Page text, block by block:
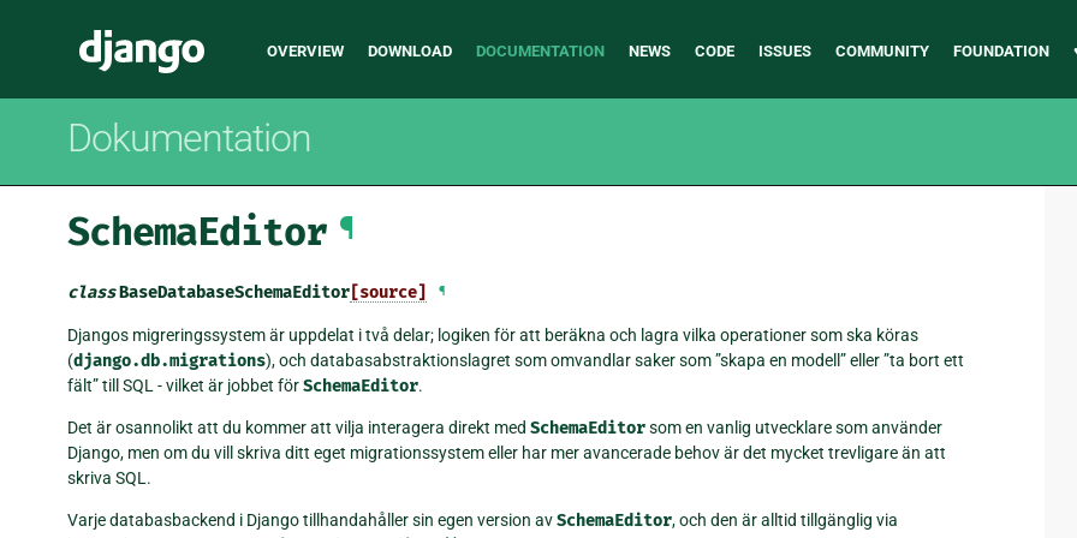
Django
Main
OVERVIEW DOWNLOAD DOCUMENTATION NEWS CODE ISSUES COMMUNITY FOUNDATION
Dokumentation
SchemaEditor ¶
classBaseDatabaseSchemaEditor [source] ¶
Djangos migreringssystem är uppdelat i två delar; logiken för att beräkna och lagra vilka operationer som ska köras
(django.db.migrations), och databasabstraktionslagret som omvandlar saker som ”skapa en modell” eller ”ta bort ett
fält” till SQL - vilket är jobbet förSchemaEditor.
Det är osannolikt att du kommer att vilja interagera direkt med SchemaEditorsom en vanlig utvecklare som använder
Django, men om du vill skriva ditt eget migrationssystem eller har mer avancerade behov är det mycket trevligare än att
skriva SQL.
Varje databasbackend i Django tillhandahåller sin egen version avSchemaEditor, och den är alltid tillgänglig via